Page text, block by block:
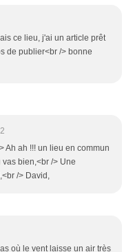
ce lieu, j'ai un article prêt
de publier<br /> bonne
Ah ah !!! un lieu en commun
vas bien,<br /> Une
/> David,
où le vent laisse un air très